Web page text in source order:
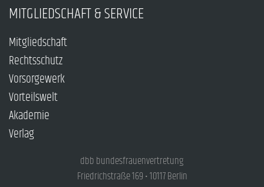
MITGLIEDSCHAFT & SERVICE
Mitgliedschaft
Rechtsschutz
Vorsorgewerk
Vorteilswelt
Akademie
Verlag
dbb bundesfrauenvertretung
Friedrichstraße 169 • 10117 Berlin